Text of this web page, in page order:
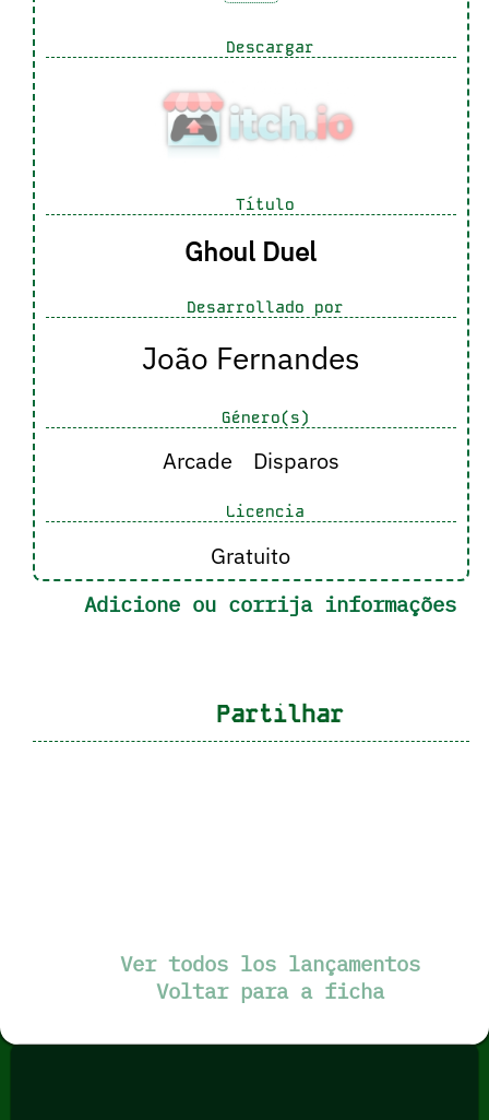
Descargar
Título
Ghoul Duel
Desarrollado por
João Fernandes
Género(s)
Arcade Disparos
Licencia
Gratuito
Adicione ou corrija informações
Partilhar
Ver todos los lançamentos
Voltar para a ficha